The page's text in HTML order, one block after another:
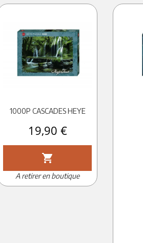
1000P CASCADES HEYE
Prix
19,90 €
shopping_cart
A retirer en boutique